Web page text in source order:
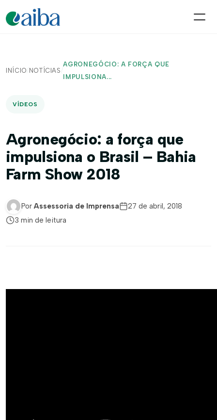
INÍCIO/ NOTÍCIAS /
AGRONEGÓCIO: A FORÇA QUE
IMPULSIONA...
VÍDEOS
Agronegócio: a força que
impulsiona o Brasil – Bahia
Farm Show 2018
Por Assessoria de Imprensa
27 de abril, 2018
3 min de leitura